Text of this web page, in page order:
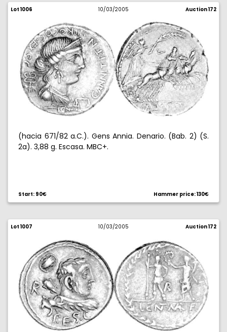
Lot 1006 10/03/2005 Auction 172
(hacia 671/82 a.C.). Gens Annia. Denario. (Bab. 2) (S.
2a). 3,88 g. Escasa. MBC+.
Start: 90€ Hammer price: 130€
Lot 1007 10/03/2005 Auction 172